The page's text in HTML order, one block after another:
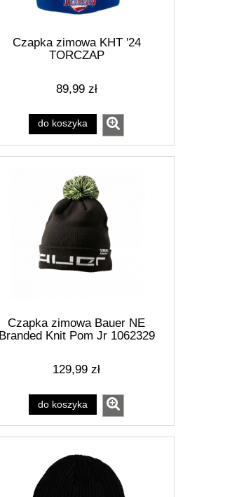
Czapka zimowa KHT '24
TORCZAP
89,99 zł
do koszyka
Czapka zimowa Bauer NE
Branded Knit Pom Jr 1062329
129,99 zł
do koszyka